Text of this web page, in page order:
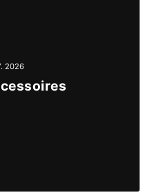
2026